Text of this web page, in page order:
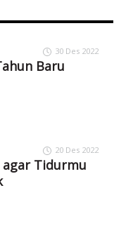
30 Des 2022
Baru
20 Des 2022
Tidurmu